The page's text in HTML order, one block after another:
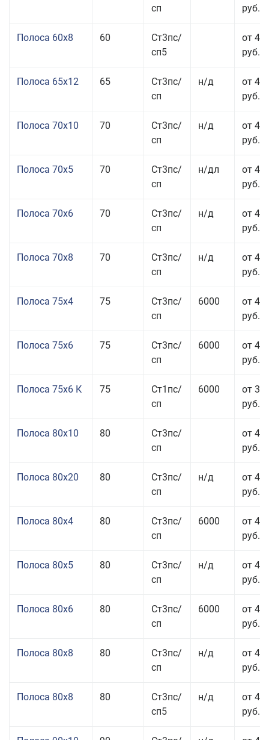
сп
руб.
Полоса 60x8 60
Ст3пс/
сп5
от 42
руб.
Полоса 65x12 65
Ст3пс/
сп
н/д
от 42
руб.
Полоса 70x10 70
Ст3пс/
сп
н/д
от 42
руб.
Полоса 70x5 70
Ст3пс/
сп
н/дл
от 43
руб.
Полоса 70x6 70
Ст3пс/
сп
н/д
от 42
руб.
Полоса 70x8 70
Ст3пс/
сп
н/д
от 43
руб.
Полоса 75x4 75
Ст3пс/
сп
6000
от 41
руб.
Полоса 75x6 75
Ст3пс/
сп
6000
от 42
руб.
Полоса 75x6 К 75
Ст1пс/
сп
6000
от 35
руб.
Полоса 80x10 80
Ст3пс/
сп
от 42
руб.
Полоса 80x20 80
Ст3пс/
сп
н/д
от 49
руб.
Полоса 80x4 80
Ст3пс/
сп
6000
от 42
руб.
Полоса 80x5 80
Ст3пс/
сп
н/д
от 43
руб.
Полоса 80x6 80
Ст3пс/
сп
6000
от 42
руб.
Полоса 80x8 80
Ст3пс/
сп
н/д
от 41
руб.
Полоса 80x8 80
Ст3пс/
сп5
н/д
от 41
руб.